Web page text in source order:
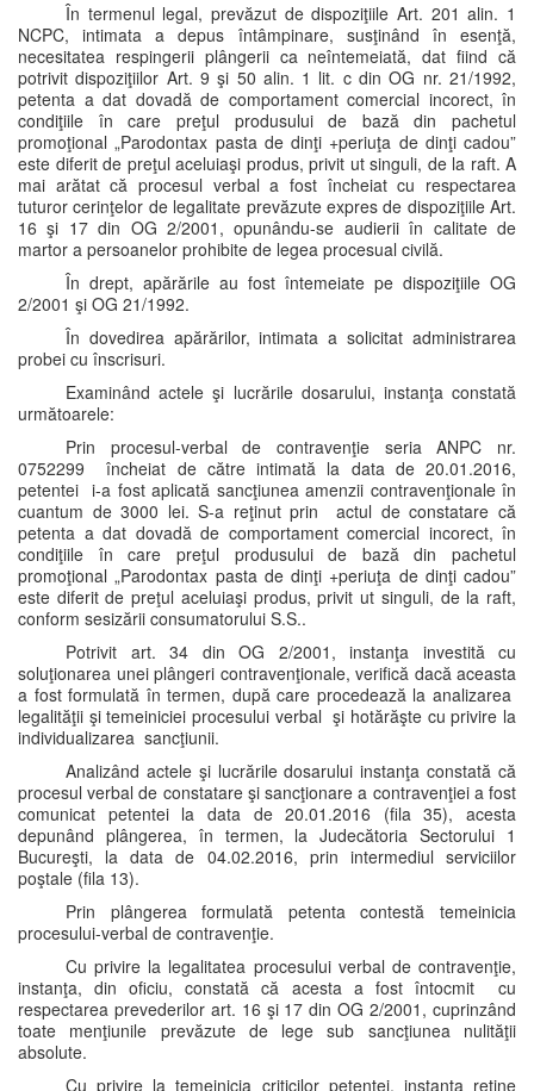
În termenul legal, prevăzut de dispoziţiile Art. 201 alin. 1
NCPC, intimata a depus întâmpinare, susţinând în esenţă,
necesitatea respingerii plângerii ca neîntemeiată, dat fiind că
potrivit dispoziţiilor Art. 9 şi 50 alin. 1 lit. c din OG nr. 21/1992,
petenta a dat dovadă de comportament comercial incorect, în
condiţiile în care preţul produsului de bază din pachetul
promoţional „Parodontax pasta de dinţi +periuţa de dinţi cadou”
este diferit de preţul aceluiaşi produs, privit ut singuli, de la raft. A
mai arătat că procesul verbal a fost încheiat cu respectarea
tuturor cerinţelor de legalitate prevăzute expres de dispoziţiile Art.
16 şi 17 din OG 2/2001, opunându-se audierii în calitate de
martor a persoanelor prohibite de legea procesual civilă.
În drept, apărările au fost întemeiate pe dispoziţiile OG
2/2001 şi OG 21/1992.
În dovedirea apărărilor, intimata a solicitat administrarea
probei cu înscrisuri.
Examinând actele şi lucrările dosarului, instanţa constată
următoarele:
Prin procesul-verbal de contravenţie seria ANPC nr.
0752299 încheiat de către intimată la data de 20.01.2016,
petentei i-a fost aplicată sancţiunea amenzii contravenţionale în
cuantum de 3000 lei. S-a reţinut prin actul de constatare că
petenta a dat dovadă de comportament comercial incorect, în
condiţiile în care preţul produsului de bază din pachetul
promoţional „Parodontax pasta de dinţi +periuţa de dinţi cadou”
este diferit de preţul aceluiaşi produs, privit ut singuli, de la raft,
conform sesizării consumatorului S.S..
Potrivit art. 34 din OG 2/2001, instanţa investită cu
soluţionarea unei plângeri contravenţionale, verifică dacă aceasta
a fost formulată în termen, după care procedează la analizarea
legalităţii şi temeiniciei procesului verbal şi hotărăşte cu privire la
individualizarea sancţiunii.
Analizând actele şi lucrările dosarului instanţa constată că
procesul verbal de constatare şi sancţionare a contravenţiei a fost
comunicat petentei la data de 20.01.2016 (fila 35), acesta
depunând plângerea, în termen, la Judecătoria Sectorului 1
Bucureşti, la data de 04.02.2016, prin intermediul serviciilor
poştale (fila 13).
Prin plângerea formulată petenta contestă temeinicia
procesului-verbal de contravenţie.
Cu privire la legalitatea procesului verbal de contravenţie,
instanţa, din oficiu, constată că acesta a fost întocmit cu
respectarea prevederilor art. 16 şi 17 din OG 2/2001, cuprinzând
toate menţiunile prevăzute de lege sub sancţiunea nulităţii
absolute.
Cu privire la temeinicia criticilor petentei, instanţa reţine